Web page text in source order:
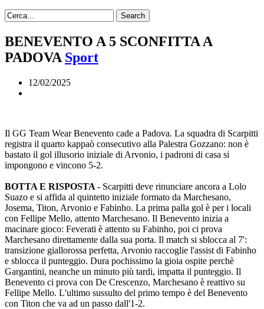
BENEVENTO A 5 SCONFITTA A
PADOVA Sport
12/02/2025
Il GG Team Wear Benevento cade a Padova. La squadra di Scarpitti
registra il quarto kappaò consecutivo alla Palestra Gozzano: non è
bastato il gol illusorio iniziale di Arvonio, i padroni di casa si
impongono e vincono 5-2.
BOTTA E RISPOSTA - Scarpitti deve rinunciare ancora a Lolo
Suazo e si affida al quintetto iniziale formato da Marchesano,
Josema, Titon, Arvonio e Fabinho. La prima palla gol è per i locali
con Fellipe Mello, attento Marchesano. Il Benevento inizia a
macinare gioco: Feverati è attento su Fabinho, poi ci prova
Marchesano direttamente dalla sua porta. Il match si sblocca al 7':
transizione giallorossa perfetta, Arvonio raccoglie l'assist di Fabinho
e sblocca il punteggio. Dura pochissimo la gioia ospite perchè
Gargantini, neanche un minuto più tardi, impatta il punteggio. Il
Benevento ci prova con De Crescenzo, Marchesano è reattivo su
Fellipe Mello. L'ultimo sussulto del primo tempo è del Benevento
con Titon che va ad un passo dall'1-2.